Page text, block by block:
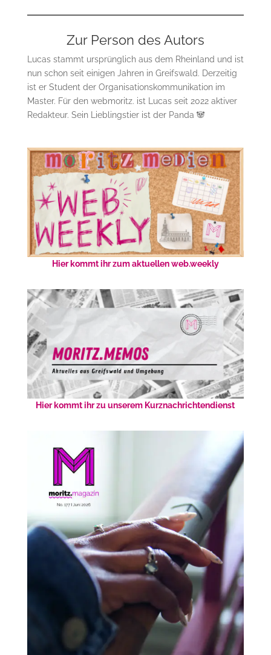
Zur Person des Autors
Lucas stammt ursprünglich aus dem Rheinland und ist
nun schon seit einigen Jahren in Greifswald. Derzeitig
ist er Student der Organisationskommunikation im
Master. Für den webmoritz. ist Lucas seit 2022 aktiver
Redakteur. Sein Lieblingstier ist der Panda 🐼
Hier kommt ihr zum aktuellen web.weekly
Hier kommt ihr zu unserem Kurznachrichtendienst